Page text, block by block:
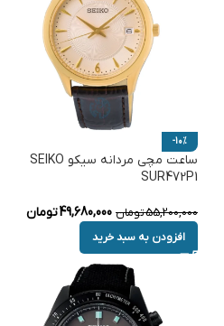
-10%
ساعت مچی مردانه سیکو SEIKO
SUR472P1
55,200,000تومان 49,680,000تومان
افزودن به سبد خرید